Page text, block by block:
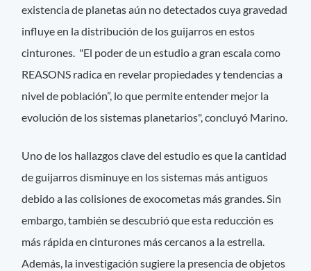
existencia de planetas aún no detectados cuya gravedad
influye en la distribución de los guijarros en estos
cinturones. "El poder de un estudio a gran escala como
REASONS radica en revelar propiedades y tendencias a
nivel de población”, lo que permite entender mejor la
evolución de los sistemas planetarios", concluyó Marino.
Uno de los hallazgos clave del estudio es que la cantidad
de guijarros disminuye en los sistemas más antiguos
debido a las colisiones de exocometas más grandes. Sin
embargo, también se descubrió que esta reducción es
más rápida en cinturones más cercanos a la estrella.
Además, la investigación sugiere la presencia de objetos